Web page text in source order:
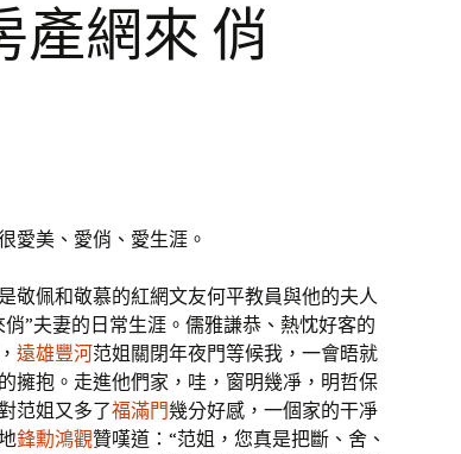
產網來 俏
美、愛俏、愛生涯。
佩和敬慕的紅網文友何平教員與他的夫人
”夫妻的日常生涯。儒雅謙恭、熱忱好客的
遠雄豐河范姐關閉年夜門等候我，一會晤就
擁抱。走進他們家，哇，窗明幾凈，明哲保
范姐又多了福滿門幾分好感，一個家的干凈
鋒勳鴻觀贊嘆道：“范姐，您真是把斷、舍、